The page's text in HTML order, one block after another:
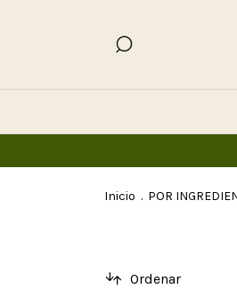
Inicio . POR
Ordenar